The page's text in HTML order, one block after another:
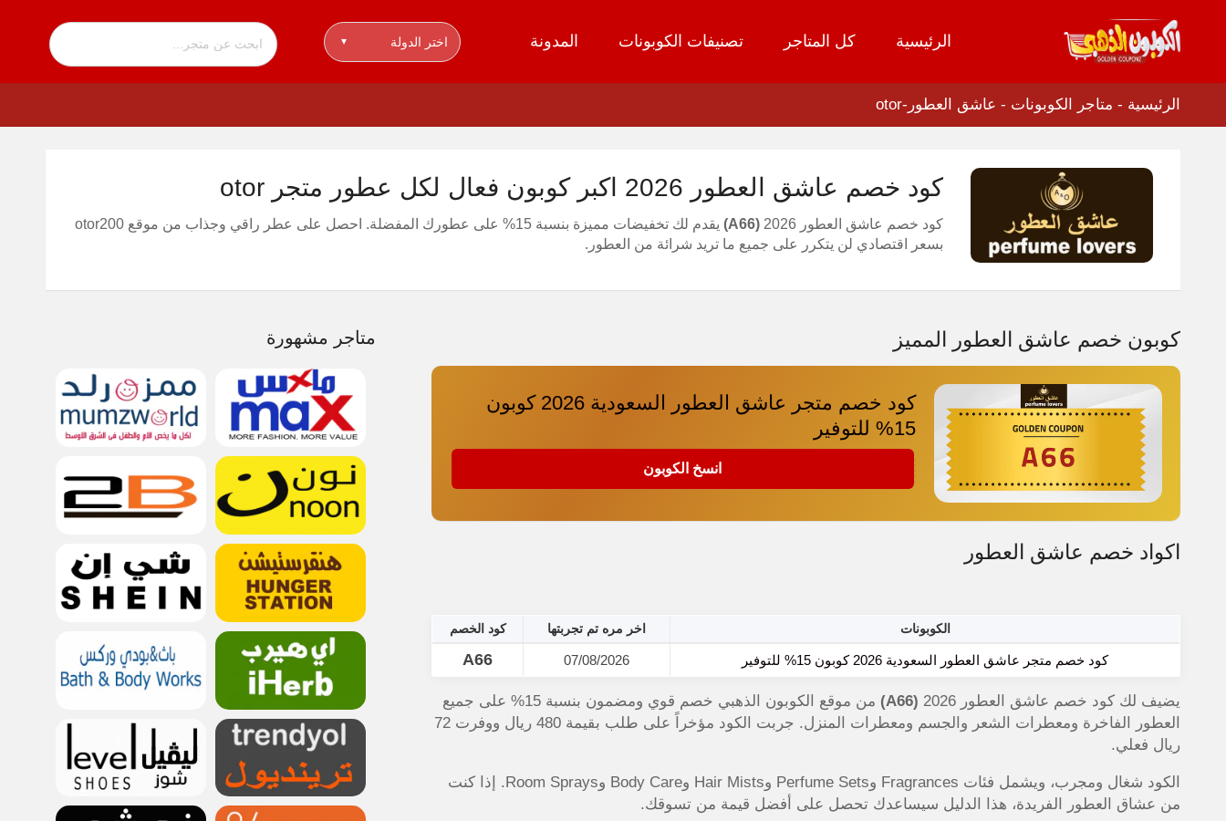
تخطي
المحتوى
الرئيسية كل المتاجر تصنيفات الكوبونات المدونة اختر الدولة ▾
الرئيسية - متاجر الكوبونات - عاشق العطور-otor
كود خصم عاشق العطور 2026 اكبر كوبون فعال لكل عطور متجر otor
كود خصم عاشق العطور 2026 (A66)
يقدم لك تخفيضات مميزة بنسبة 15% على عطورك المفضلة. احصل على عطر راقي وجذاب من موقع otor200
بسعر اقتصادي لن يتكرر على جميع ما تريد شرائة من العطور.
كوبون خصم عاشق العطور المميز
كود خصم متجر عاشق العطور السعودية 2026 كوبون
15% للتوفير
انسخ الكوبون
اكواد خصم عاشق العطور
الكوبونات اخر مره تم تجربتها كود الخصم
كود خصم متجر عاشق العطور السعودية 2026 كوبون 15% للتوفير 07/08/2026
A66
يضيف لك كود خصم عاشق العطور 2026 (A66)
من موقع الكوبون الذهبي خصم قوي ومضمون بنسبة 15% على جميع
العطور الفاخرة ومعطرات الشعر والجسم ومعطرات المنزل. جربت الكود مؤخراً على طلب بقيمة 480 ريال ووفرت 72
ريال فعلي.
الكود شغال ومجرب، ويشمل فئات Fragrances وPerfume Sets وHair Mists وBody Care وRoom Sprays. إذا كنت
من عشاق العطور الفريدة، هذا الدليل سيساعدك تحصل على أفضل قيمة من تسوقك.
متاجر مشهورة